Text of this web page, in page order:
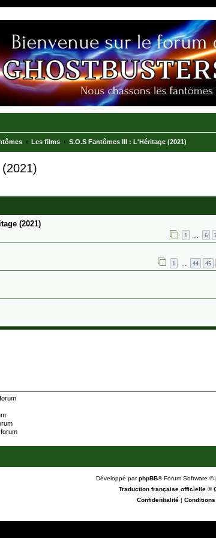
Les films S.O.S Fantômes III : L'Héritage (2021)
(2021)
1 6
1 44 45
Développé parphpBB® Forum Software ©
Traduction française officielle©
Confidentialité| Conditions